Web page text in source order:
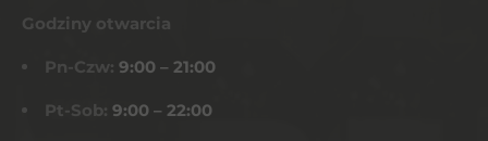
Godziny otwarcia
Pn-Czw: 9:00 – 21:00
Pt-Sob: 9:00 – 22:00